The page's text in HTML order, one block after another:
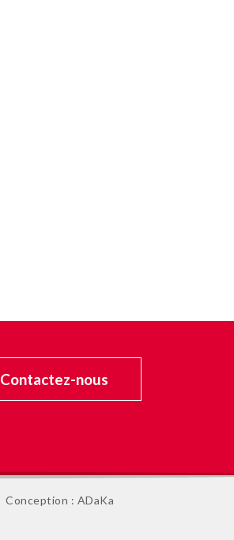
Contactez-nous
Conception : ADaKa